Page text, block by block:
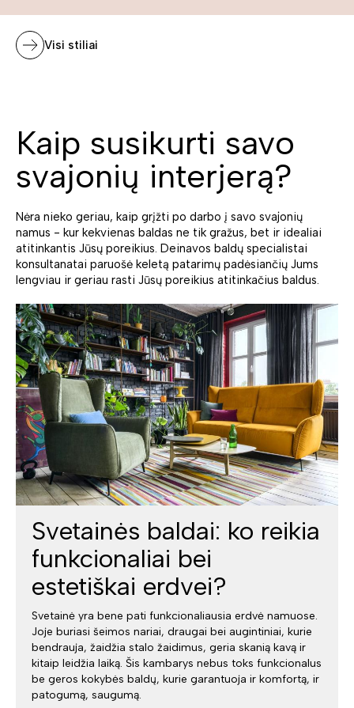
Visi stiliai
Kaip susikurti savo
svajonių interjerą?
Nėra nieko geriau, kaip grįžti po darbo į savo svajonių
namus - kur kekvienas baldas ne tik gražus, bet ir idealiai
atitinkantis Jūsų poreikius. Deinavos baldų specialistai
konsultanatai paruošė keletą patarimų padėsiančių Jums
lengviau ir geriau rasti Jūsų poreikius atitinkačius baldus.
Svetainės baldai: ko reikia
funkcionaliai bei
estetiškai erdvei?
Svetainė yra bene pati funkcionaliausia erdvė namuose.
Joje buriasi šeimos nariai, draugai bei augintiniai, kurie
bendrauja, žaidžia stalo žaidimus, geria skanią kavą ir
kitaip leidžia laiką. Šis kambarys nebus toks funkcionalus
be geros kokybės baldų, kurie garantuoja ir komfortą, ir
patogumą, saugumą.